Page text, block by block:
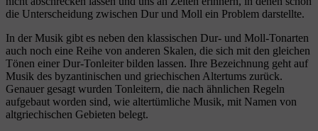
die Unterscheidung zwischen Dur und Moll ein Problem darstellte.
In der Musik gibt es neben den klassischen Dur- und Moll-Tonarten
auch noch eine Reihe von anderen Skalen, die sich mit den gleichen
Tönen einer Dur-Tonleiter bilden lassen. Ihre Bezeichnung geht auf
Musik des byzantinischen und griechischen Altertums zurück.
Genauer gesagt wurden Tonleitern, die nach ähnlichen Regeln
aufgebaut worden sind, wie altertümliche Musik, mit Namen von
altgriechischen Gebieten belegt.